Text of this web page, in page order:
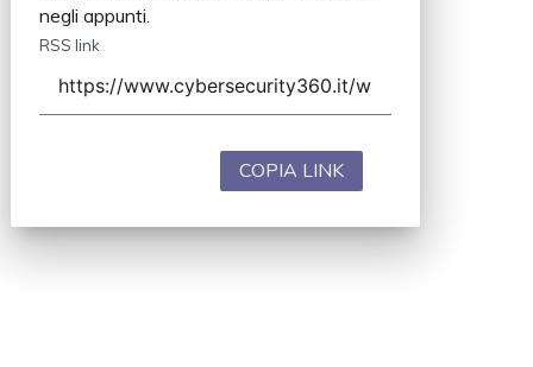
negli appunti.
RSS link
COPIA LINK